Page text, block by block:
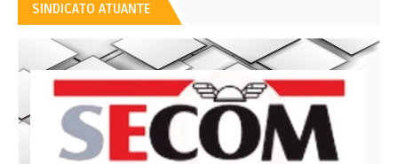
SINDICATO ATUANTE